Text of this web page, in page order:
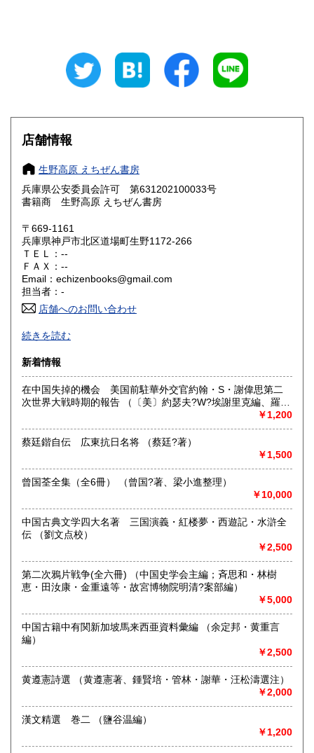
1,000円 三重県
大阪府
奈良県 1,000円
鳥取県 1,000円 島根県
岡山県
山口県
香川県 1,000円 愛媛県
高知県 1,000円
佐賀県
熊本県 1,000円 大分県 1,000円
宮崎県 1,000円 鹿児島県 1,000円
1,000円
店舗情報
生野高原 えちぜん書房
兵庫県公安委員会許可 第631202100033号
書籍商 生野高原 えちぜん書房
〒669-1161
兵庫県神戸市北区道場町生野1172-266
ＴＥＬ：--
ＦＡＸ：--
Email：echizenbooks@gmail.com
担当者：-
店舗へのお問い合わせ
最寄駅：-
営業時間：-
定休日：年末年始他、不定期
中国関係書籍を中心に買取いたします。
https://echizenbooks.com/archives/495
哲学宗教、歴史、外国文学、古典籍、外国書、古書一般（そ
の他）
続きを読む
新着情報
在中国失掉的機会 美国前駐華外交官約翰・S・謝偉思第二
次世界大戦時期的報告 （〔美〕約瑟夫?W?埃謝里克編、羅
￥1,200
蔡廷鍇自伝 広東抗日名将 （蔡廷?著）
￥1,500
曾国荃全集（全6冊） （曾国?著、梁小進整理）
￥10,000
中国古典文学四大名著 三国演義・紅楼夢・西遊記・水滸全
伝 （劉文点校）
￥2,500
第二次鴉片戦争(全六冊) （中国史学会主編；斉思和・林樹
恵・田汝康・金重遠等・故宮博物院明清?案部編）
￥5,000
中国古籍中有関新加坡馬来西亜資料彙編 （余定邦・黄重言
編）
￥2,500
黄遵憲詩選 （黄遵憲著、鍾賢培・管林・謝華・汪松濤選注）
￥2,000
漢文精選 巻二 （鹽谷温編）
￥1,200